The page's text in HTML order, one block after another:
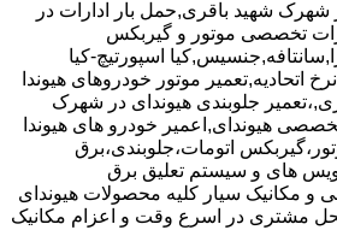
شهید باقری,حمل بار ادارات در
تخصصی موتور و گیربکس
اسپورتیچ-کیا
اتحادیه,تعمیر موتور خودروهای هیوندا
جلوبندی هیوندای در شهرک
هیوندای,اعمیر خودرو های هیوندا
اتومات،جلوبندی،برق
های و سیستم تعلیق برق
مکانیک سیار کلیه محصولات هیوندای
مشتری در اسرع وقت و اعزام مکانیک